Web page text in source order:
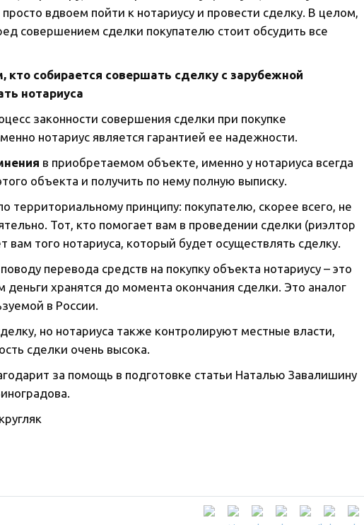
вдвоем пойти к нотариусу и провести сделку. В целом,
совершением сделки покупателю стоит обсудить все
кто собирается совершать сделку с зарубежной
нотариуса
законности совершения сделки при покупке
нотариус является гарантией ее надежности.
в приобретаемом объекте, именно у нотариуса всегда
объекта и получить по нему полную выписку.
территориальному принципу: покупателю, скорее всего, не
Тот, кто помогает вам в проведении сделки (риэлтор
вам того нотариуса, который будет осуществлять сделку.
перевода средств на покупку объекта нотариусу – это
деньги хранятся до момента окончания сделки. Это аналог
в России.
но нотариуса также контролируют местные власти,
сделки очень высока.
за помощь в подготовке статьи Наталью Завалишину